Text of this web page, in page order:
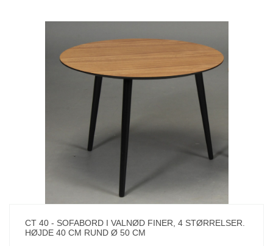
CT 40 - SOFABORD I VALNØD FINER, 4 STØRRELSER.
HØJDE 40 CM RUND Ø 50 CM